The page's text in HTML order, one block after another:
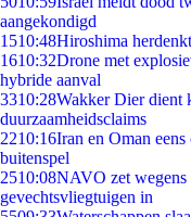
aangekondigd
1510:48Hiroshima
1610:32Drone met
hybride aanval
3310:28Wakker Dier dient
duurzaamheidsclaims
2210:16Iran en Oman
buitenspel
2510:08NAVO zet wegens
gevechtsvliegtuigen in